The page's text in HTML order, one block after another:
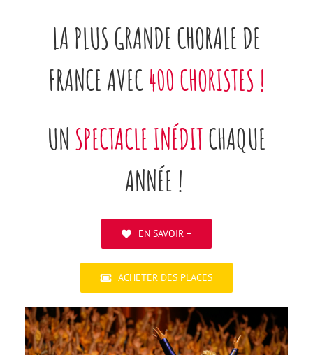
LA PLUS GRANDE CHORALE DE
FRANCE AVEC400 CHORISTES !
UN SPECTACLE INÉDITCHAQUE
ANNÉE !
EN SAVOIR +
ACHETER DES PLACES